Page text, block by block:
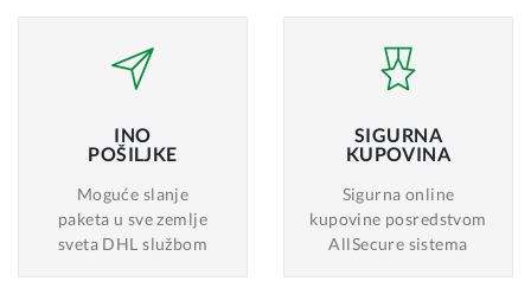
INO
POŠILJKE
Moguće slanje
paketa u sve zemlje
sveta DHL službom
SIGURNA
KUPOVINA
Sigurna online
kupovine posredstvom
AllSecure sistema